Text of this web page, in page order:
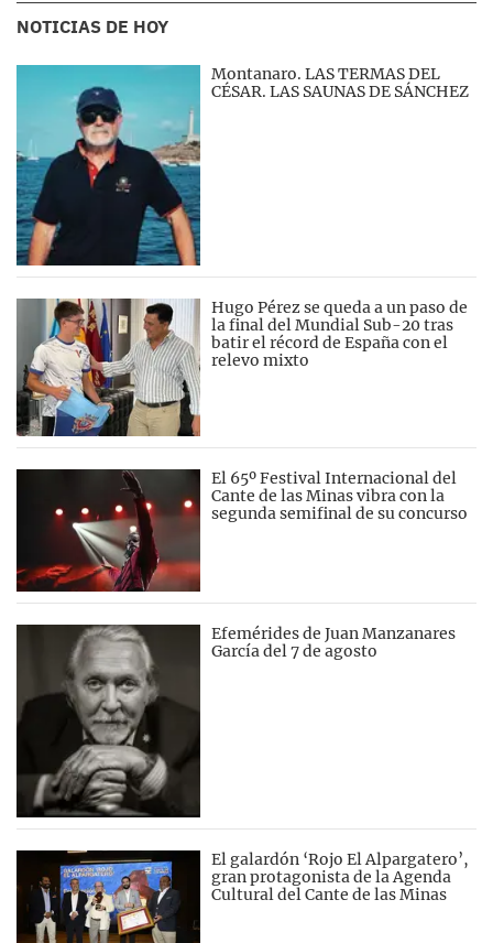
NOTICIAS DE HOY
Montanaro. LAS TERMAS DEL
CÉSAR. LAS SAUNAS DE SÁNCHEZ
Hugo Pérez se queda a un paso de
la final del Mundial Sub-20 tras
batir el récord de España con el
relevo mixto
El 65º Festival Internacional del
Cante de las Minas vibra con la
segunda semifinal de su concurso
Efemérides de Juan Manzanares
García del 7 de agosto
El galardón ‘Rojo El Alpargatero’,
gran protagonista de la Agenda
Cultural del Cante de las Minas